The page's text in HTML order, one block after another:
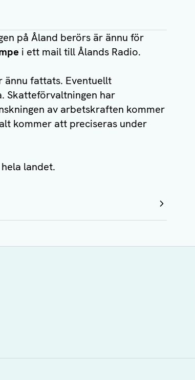
på Åland berörs är ännu för
i ett mail till Ålands Radio.
ännu fattats. Eventuellt
Skatteförvaltningen har
av arbetskraften kommer
kommer att preciseras under
landet.